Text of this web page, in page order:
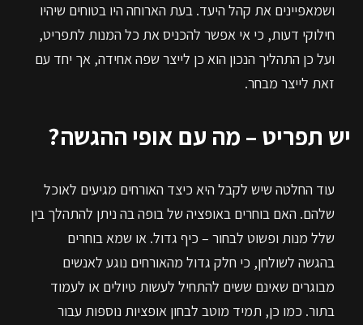
ושמאפיינים את קהל היעד. בעת הארוחה היו בטוחים שיהיו
חילוקי דעות, כי אי אפשר להכניס את כל המנות לתפריט,
ועל כן התהליך הנכון הוא כן לייצר שפה אחידה, אך יחד עם
זאת לייצר מבחר.
יש תפריט – מה עם אופי ההגשה?
עוד החלטה שיש לקבל היא כיצד האורחים מגיעים לאוכל
שלהם. האם בוחרים באופציה של בופה בה ניתן להתהלך בין
שלל מנות ופשוט לבחור – כיף גדול. או שמא בוחרים
בהגשה לשולחן, כי חלק גדול מהאורחים נוגע לאנשים
מבוגרים שאינם ששים להתחיל לעשות טיולים או לעמוד
בתור. כמו כן, תמיד מוטב לבחון אופציות נוספות עבור